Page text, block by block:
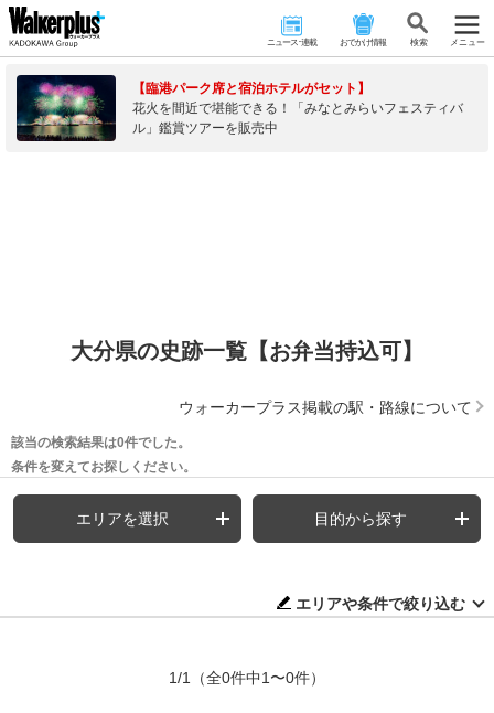
ニュース･連載 おでかけ情報 検 索 メニュー
【臨港パーク席と宿泊ホテルがセット】
花火を間近で堪能できる！「みなとみらいフェスティバ
ル」鑑賞ツアーを販売中
大分県の史跡一覧【お弁当持込可】
ウォーカープラス掲載の駅・路線について
該当の検索結果は0件でした。
条件を変えてお探しください。
エリアを選択 目的から探す
エリアや条件で絞り込む
1/1 （全0件中1〜0件）